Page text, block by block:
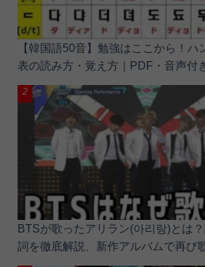
【韓国語50音】勉強はここから！ハ
表の読み方・覚え方｜PDF・音声付
BTSが歌ったアリラン(아리랑)とは
詞を徹底解説、新作アルバムで再び